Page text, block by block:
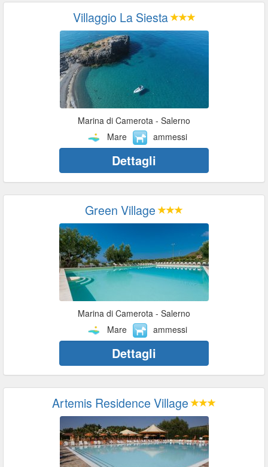
Villaggio La Siesta
Marina di Camerota - Salerno
Mare
ammessi
Dettagli
Green Village
Marina di Camerota - Salerno
Mare
ammessi
Dettagli
Artemis Residence Village